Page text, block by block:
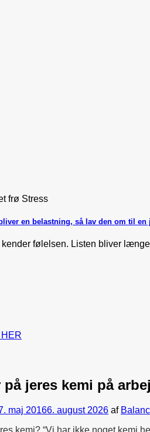
frø Stress
en belastning, så lav den om til en
kender følelsen. Listen bliver
på jeres kemi på
maj 20166. august 2026 af
kemi? “Vi har ikke noget kemi